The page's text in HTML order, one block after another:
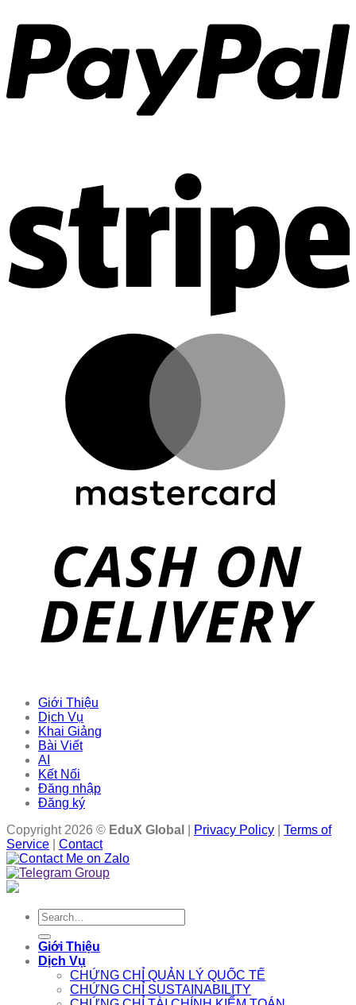
Giới Thiệu
Dịch Vụ
Khai Giảng
Bài Viết
AI
Kết Nối
Đăng nhập
Đăng ký
Copyright 2026 © EduX Global Privacy Policy
Terms of
Service
Contact
Search
for:
Giới Thiệu
Dịch Vụ
CHỨNG CHỈ QUẢN LÝ QUỐC TẾ
CHỨNG CHỈ SUSTAINABILITY